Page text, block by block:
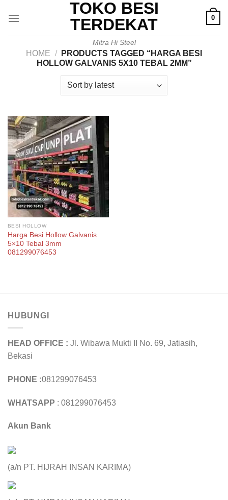
TOKO BESI
TERDEKAT
Mitra Hi Steel
0
HOME /
PRODUCTS TAGGED “HARGA BESI
HOLLOW GALVANIS 5X10 TEBAL 2MM”
BESI HOLLOW
Harga Besi Hollow Galvanis
5×10 Tebal 3mm
081299076453
HUBUNGI
HEAD OFFICE : Jl. Wibawa Mukti II No. 69, Jatiasih,
Bekasi
PHONE :081299076453
WHATSAPP : 081299076453
Akun Bank
(a/n PT. HIJRAH INSAN KARIMA)